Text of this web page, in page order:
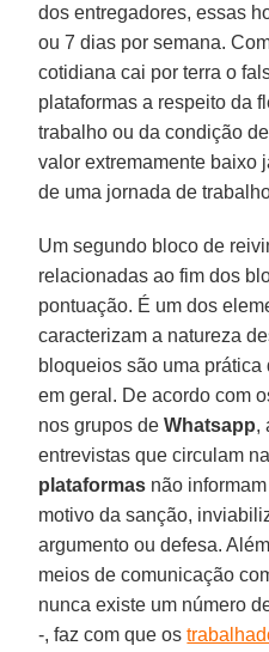
dos entregadores, essas
ou 7 dias por semana.
cotidiana cai por terra o
plataformas a respeito da
trabalho ou da condição de
valor extremamente baixo
de uma jornada de
Um segundo bloco de
relacionadas ao fim dos
pontuação. É um dos
caracterizam a natureza
bloqueios são uma
em geral. De acordo com
nos grupos deWhatsapp,
entrevistas que circulam
plataformas não
motivo da sanção,
argumento ou defesa.
meios de comunicação
nunca existe um número
-, faz com que os